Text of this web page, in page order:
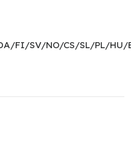
FI/SV/NO/CS/SL/PL/HU/